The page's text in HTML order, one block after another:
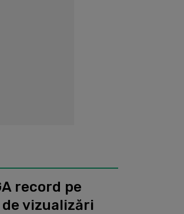
record pe
de vizualizări